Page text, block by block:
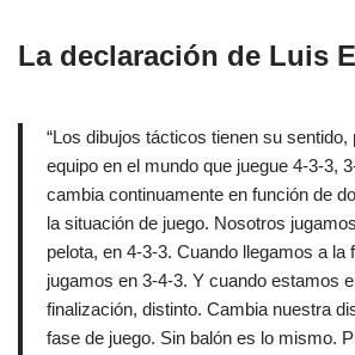
La declaración de Luis
“Los dibujos tácticos tienen su sentido,
equipo en el mundo que juegue 4-3-3,
cambia continuamente en función de
la situación de juego. Nosotros
pelota, en 4-3-3. Cuando llegamos a la
jugamos en 3-4-3. Y cuando estamos
finalización, distinto. Cambia nuestra
fase de juego. Sin balón es lo mismo.